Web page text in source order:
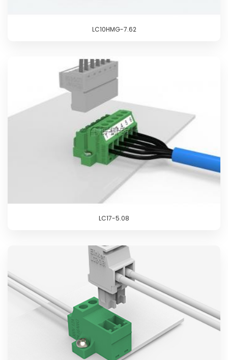
LC10HMG-7.62
LC17-5.08